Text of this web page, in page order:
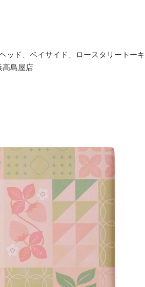
ッド、ベイサイド、ロースタリートーキ
高島屋店